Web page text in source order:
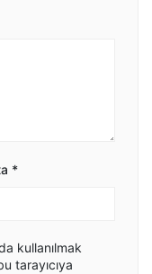
*
kullanılmak
tarayıcıya